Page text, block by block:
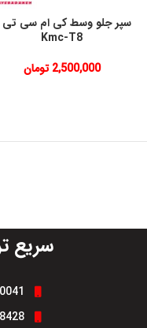
Kmc-T8
2,500,000 تومان
سریع